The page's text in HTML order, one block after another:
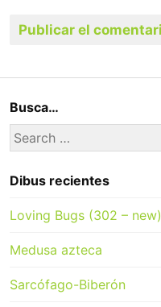
Busca…
Search
for:
Dibus recientes
Loving Bugs (302 – new)
Medusa azteca
Sarcófago-Biberón